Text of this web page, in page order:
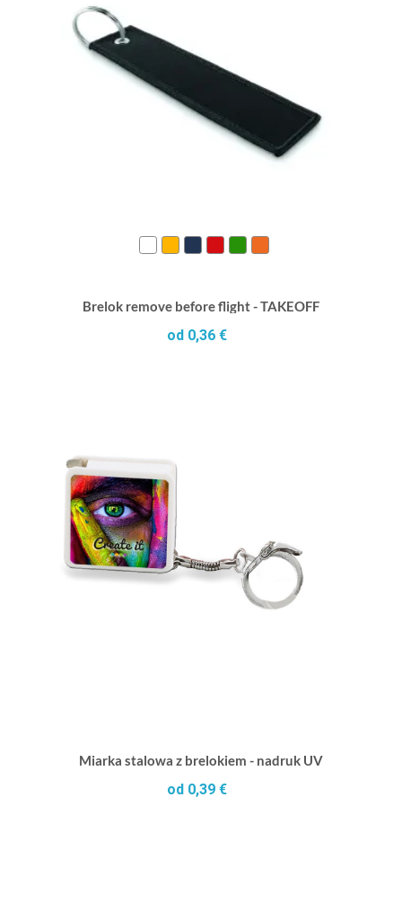
Brelok remove before flight - TAKEOFF
od 0,36 €
Miarka stalowa z brelokiem - nadruk UV
od 0,39 €